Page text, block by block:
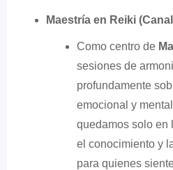
Maestría en Reiki
Como centro de
sesiones de
profundamente
emocional y
quedamos solo en
el conocimiento y
para quienes